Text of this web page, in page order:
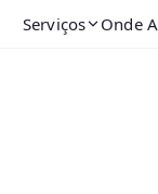
Serviços Onde